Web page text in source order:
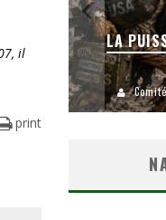
il
print
LA